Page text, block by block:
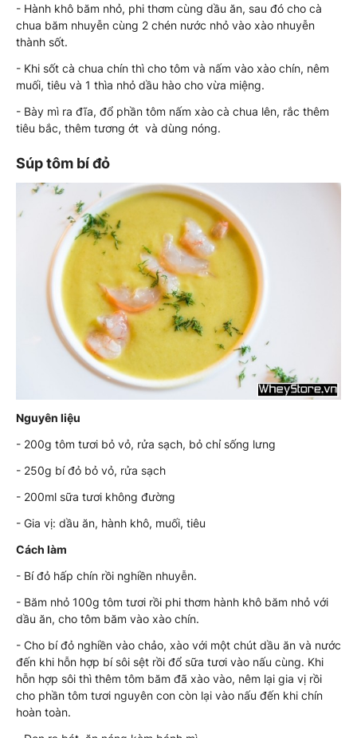
- Hành khô băm nhỏ, phi thơm cùng dầu ăn, sau đó cho cà
chua băm nhuyễn cùng 2 chén nước nhỏ vào xào nhuyễn
thành sốt.
- Khi sốt cà chua chín thì cho tôm và nấm vào xào chín, nêm
muối, tiêu và 1 thìa nhỏ dầu hào cho vừa miệng.
- Bày mì ra đĩa, đổ phần tôm nấm xào cà chua lên, rắc thêm
tiêu bắc, thêm tương ớt và dùng nóng.
Súp tôm bí đỏ
Nguyên liệu
- 200g tôm tươi bỏ vỏ, rửa sạch, bỏ chỉ sống lưng
- 250g bí đỏ bỏ vỏ, rửa sạch
- 200ml sữa tươi không đường
- Gia vị: dầu ăn, hành khô, muối, tiêu
Cách làm
- Bí đỏ hấp chín rồi nghiền nhuyễn.
- Băm nhỏ 100g tôm tươi rồi phi thơm hành khô băm nhỏ với
dầu ăn, cho tôm băm vào xào chín.
- Cho bí đỏ nghiền vào chảo, xào với một chút dầu ăn và nước
đến khi hỗn hợp bí sôi sệt rồi đổ sữa tươi vào nấu cùng. Khi
hỗn hợp sôi thì thêm tôm băm đã xào vào, nêm lại gia vị rồi
cho phần tôm tươi nguyên con còn lại vào nấu đến khi chín
hoàn toàn.